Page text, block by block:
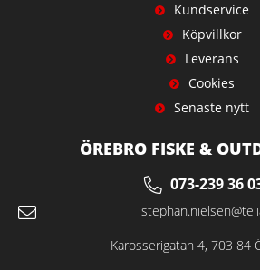
Kundservice
Köpvillkor
Leverans
Cookies
Senaste nytt
ÖREBRO FISKE &
073-239 36
Karosserigatan 4, 703 84